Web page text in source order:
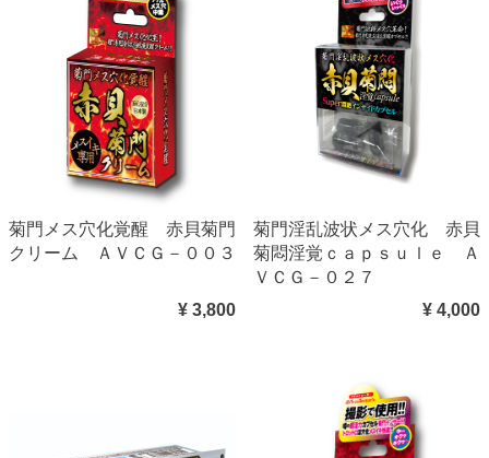
菊門メス穴化覚醒 赤貝菊門
クリーム ＡＶＣＧ－００３
¥ 3,800
菊門淫乱波状メス穴化 赤貝
菊悶淫覚ｃａｐｓｕｌｅ Ａ
ＶＣＧ－０２７
¥ 4,000